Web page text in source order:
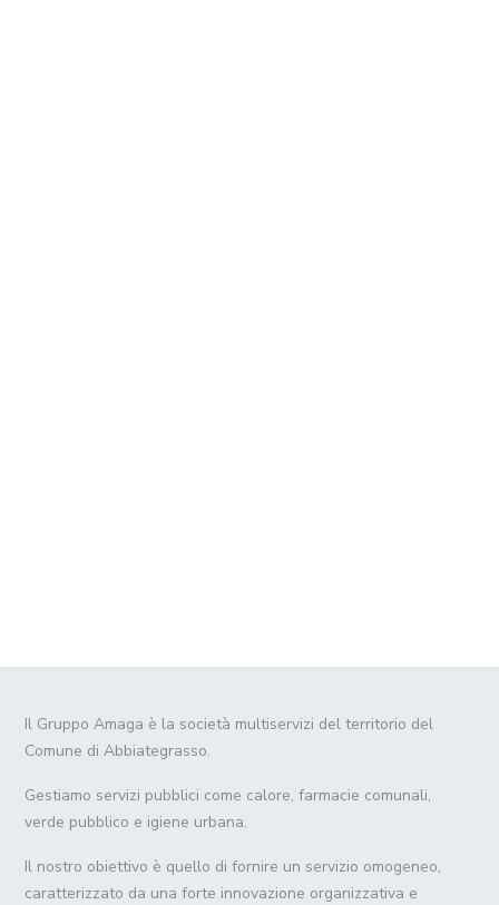
Il Gruppo Amaga è la società multiservizi del territorio del
Comune di Abbiategrasso.
Gestiamo servizi pubblici come calore, farmacie comunali,
verde pubblico e igiene urbana.
Il nostro obiettivo è quello di fornire un servizio omogeneo,
caratterizzato da una forte innovazione organizzativa e